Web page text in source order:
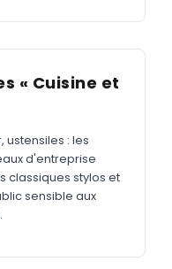
« Cuisine et
: les
d'entreprise
classiques stylos et
sensible aux